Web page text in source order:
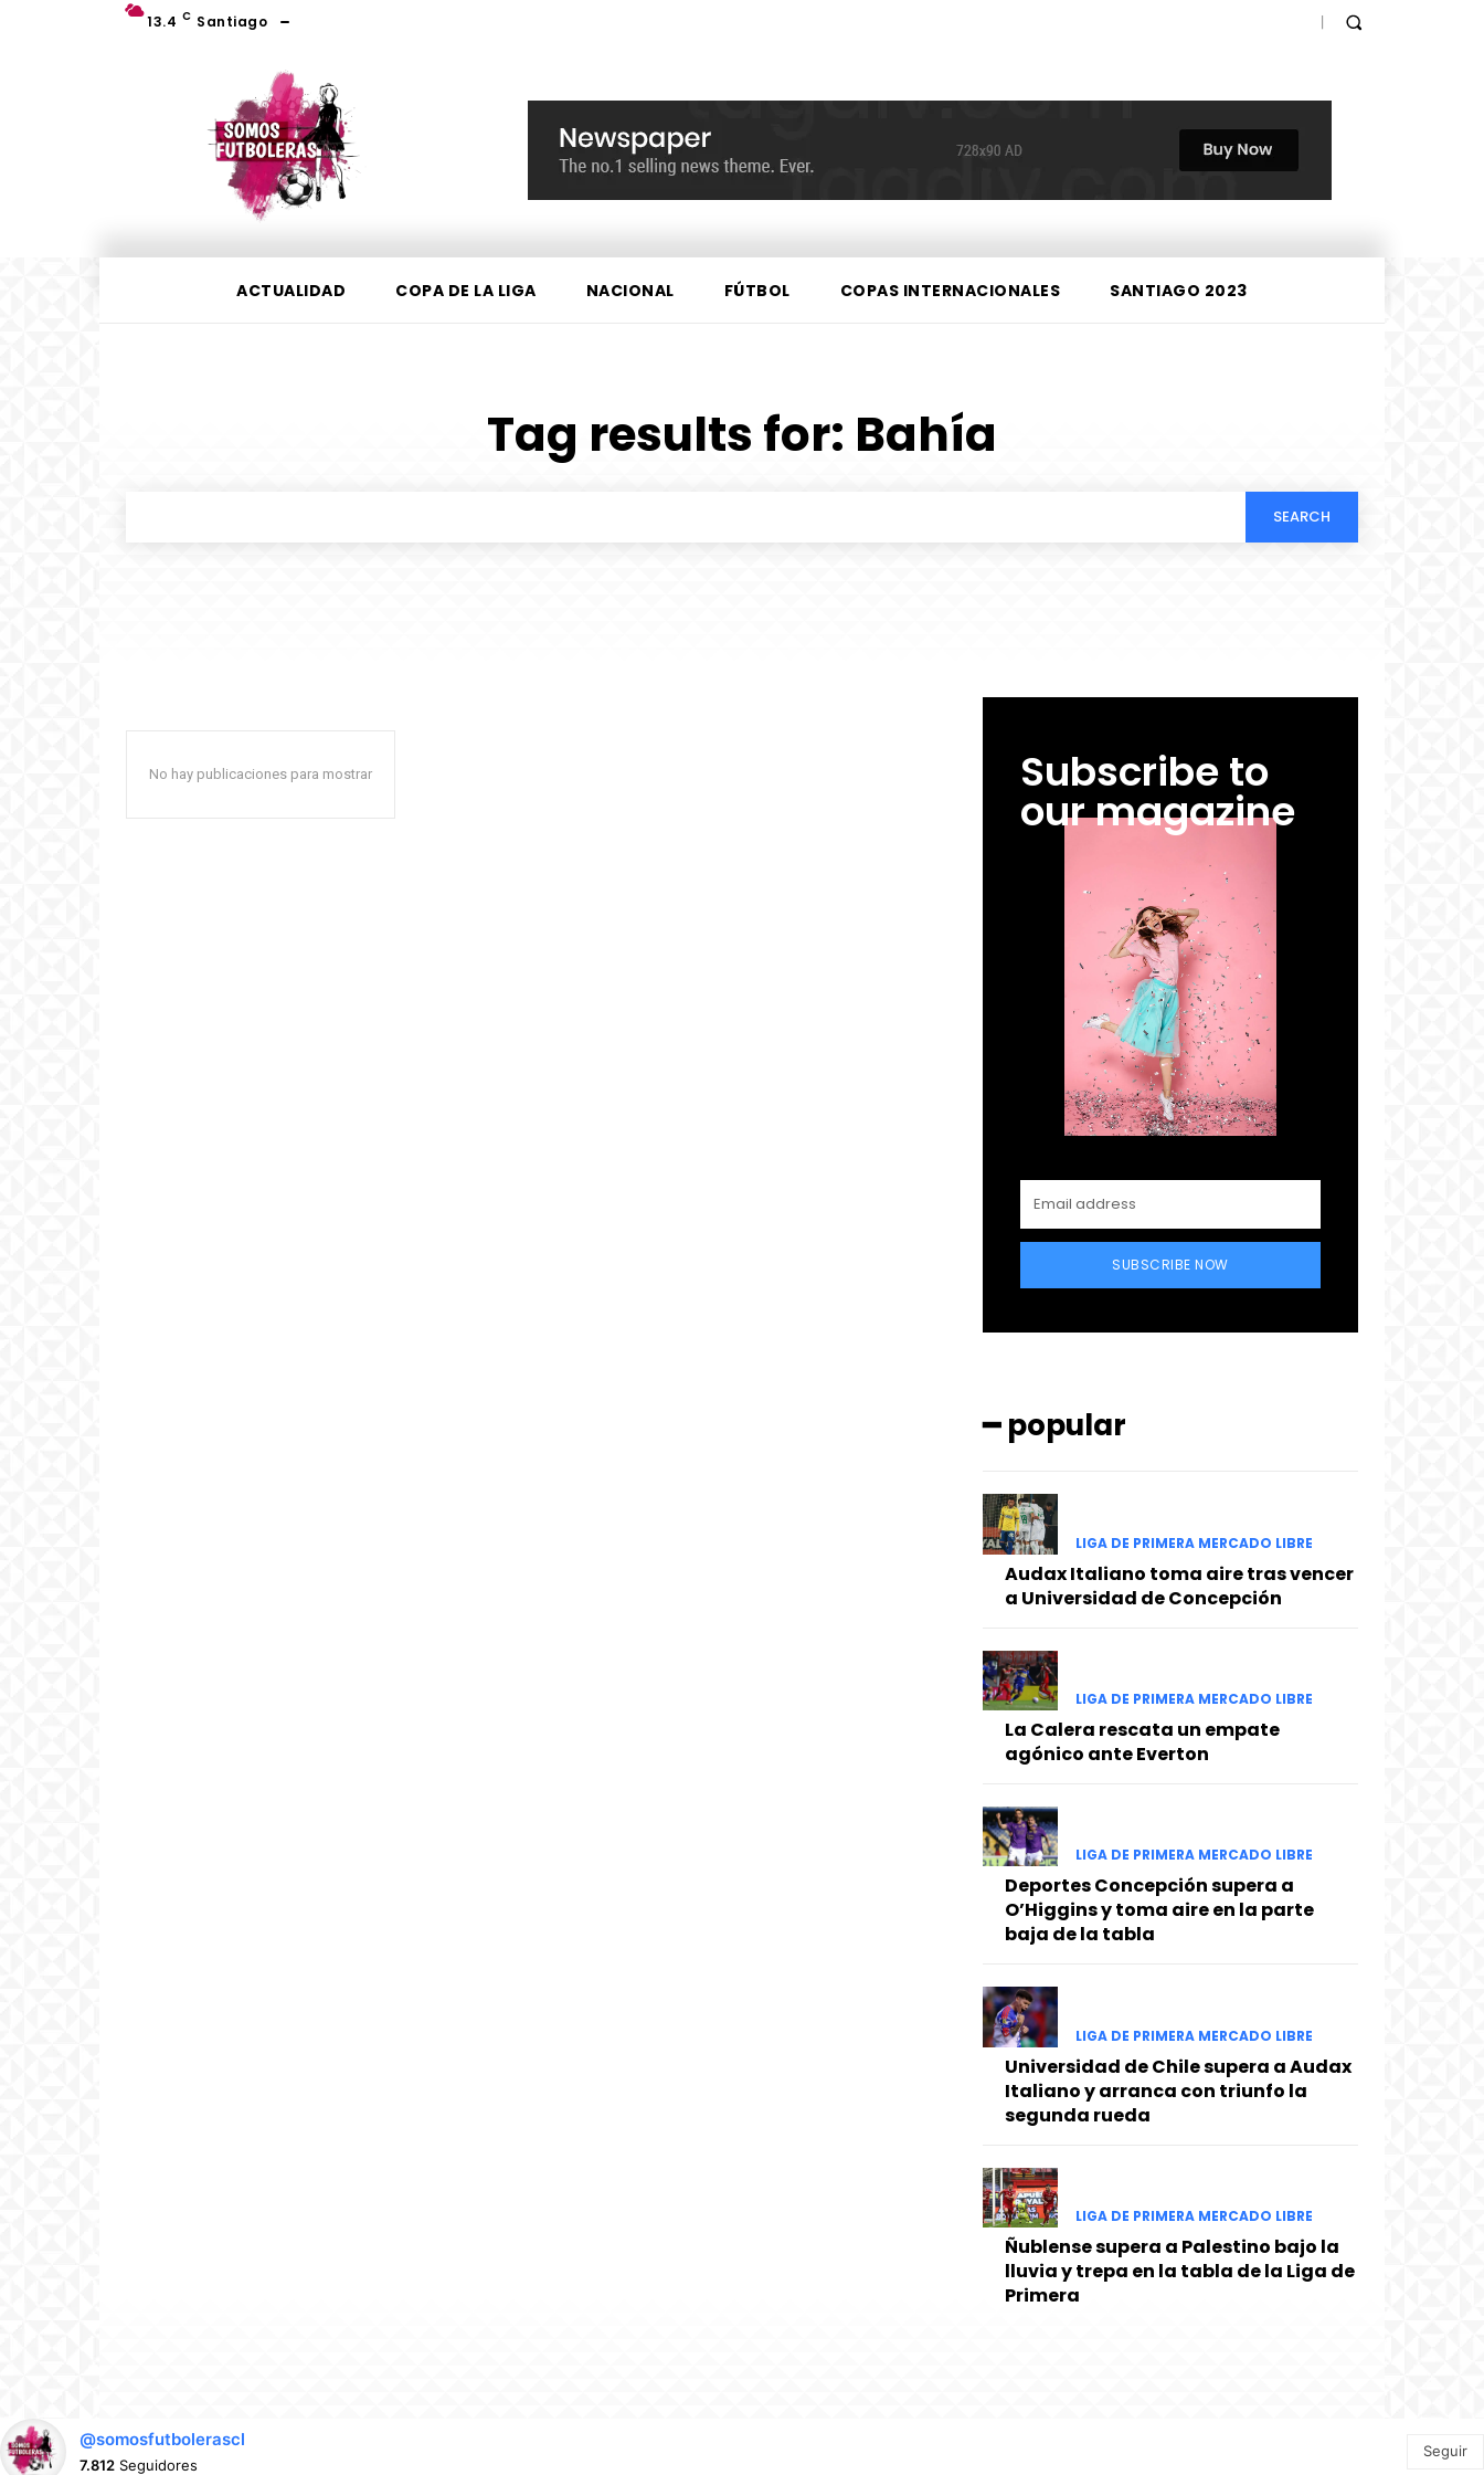
13.4 C Santiago
ACTUALIDAD COPA DE LA LIGA NACIONAL FÚTBOL COPAS INTERNACIONALES SANTIAGO 2023
Tag results for: Bahía
SEARCH
No hay publicaciones para mostrar Subscribe to
our magazine
SUBSCRIBE NOW
━ popular
LIGA DE PRIMERA MERCADO LIBRE
Audax Italiano toma aire tras vencer
a Universidad de Concepción
LIGA DE PRIMERA MERCADO LIBRE
La Calera rescata un empate
agónico ante Everton
LIGA DE PRIMERA MERCADO LIBRE
Deportes Concepción supera a
O’Higgins y toma aire en la parte
baja de la tabla
LIGA DE PRIMERA MERCADO LIBRE
Universidad de Chile supera a Audax
Italiano y arranca con triunfo la
segunda rueda
LIGA DE PRIMERA MERCADO LIBRE
Ñublense supera a Palestino bajo la
lluvia y trepa en la tabla de la Liga de
Primera
@somosfutbolerascl
7.812 Seguidores
Seguir